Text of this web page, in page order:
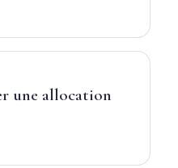
une allocation